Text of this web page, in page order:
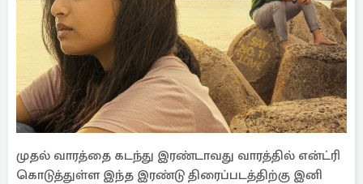
முதல் வாரத்தை கடந்து இரண்டாவது வாரத்தில் என்ட்ரி
கொடுத்துள்ள இந்த இரண்டு திரைப்படத்திற்கு இனி